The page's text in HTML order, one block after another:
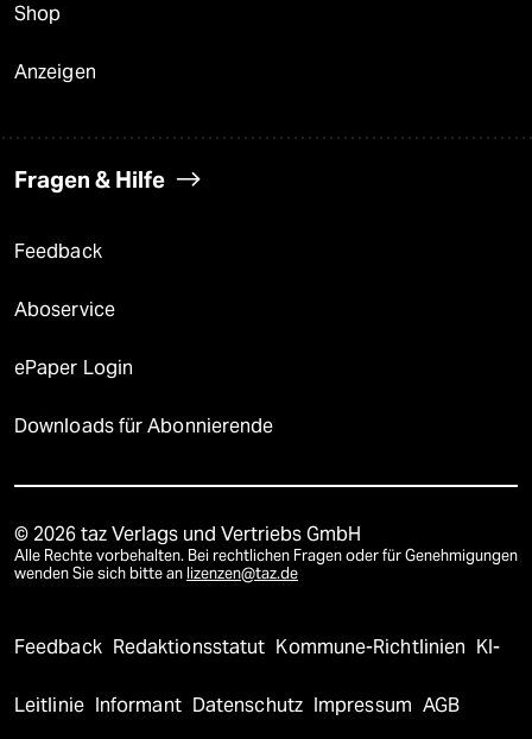
Shop
Anzeigen
Fragen & Hilfe
Feedback
Aboservice
ePaper Login
Downloads für Abonnierende
© 2026 taz Verlags und Vertriebs GmbH
Alle Rechte vorbehalten. Bei rechtlichen Fragen oder für Genehmigungen
wenden Sie sich bitte an lizenzen@taz.de
Feedback Redaktionsstatut Kommune-Richtlinien KI-
Leitlinie Informant Datenschutz Impressum AGB